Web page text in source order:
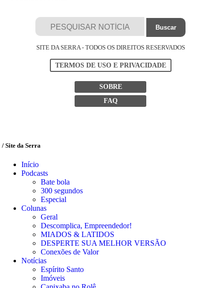
SITE DA SERRA - TODOS OS DIREITOS RESERVADOS
TERMOS DE USO E PRIVACIDADE
SOBRE
FAQ
/ Site da Serra
Início
Podcasts
Bate bola
300 segundos
Especial
Colunas
Geral
Descomplica, Empreendedor!
MIADOS & LATIDOS
DESPERTE SUA MELHOR VERSÃO
Conexões de Valor
Notícias
Espírito Santo
Imóveis